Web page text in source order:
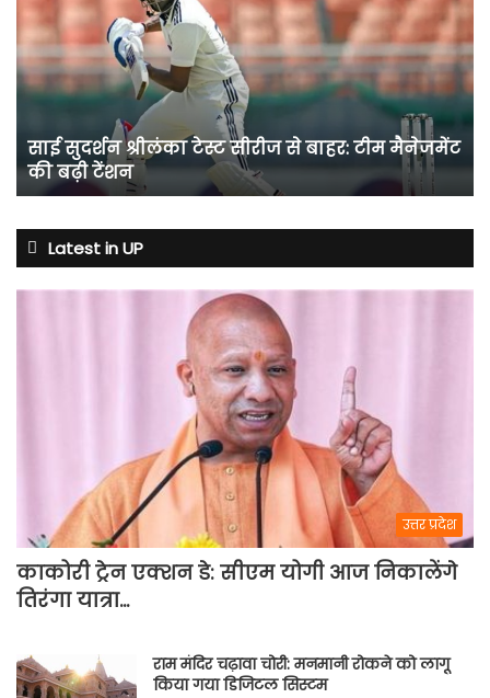
श्रीलंका
सीरीज
से
मैनेजमेंट
की
बढ़ी
साई सुदर्शन श्रीलंका टेस्ट सीरीज से बाहर: टीम मैनेजमेंट
की बढ़ी टेंशन
Latest in UP
उत्तर प्रदेश
काकोरी ट्रेन एक्शन डे: सीएम योगी आज निकालेंगे
तिरंगा यात्रा…
राम मंदिर चढ़ावा चोरी: मनमानी रोकने को लागू
किया गया डिजिटल सिस्टम